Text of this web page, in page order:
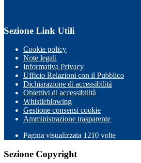
Sezione Link Utili
Cookie policy
Note legali
Informativa Privacy
Ufficio Relazioni con il Pubblico
Dichiarazione di accessibilità
Obiettivi di accessibilità
Whistleblowing
Gestione consensi cookie
Amministrazione trasparente
Pagina visualizzata 1210 volte
Sezione Copyright